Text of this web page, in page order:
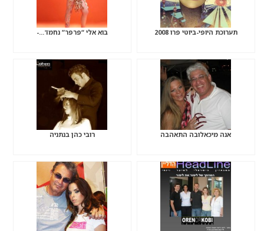
תערוכת היופי-ביוטי פרו 2008 בוא אלי “פרפר” נחמד…-
אנה מיכאלובה התאהבה רובי כהן בנתניה